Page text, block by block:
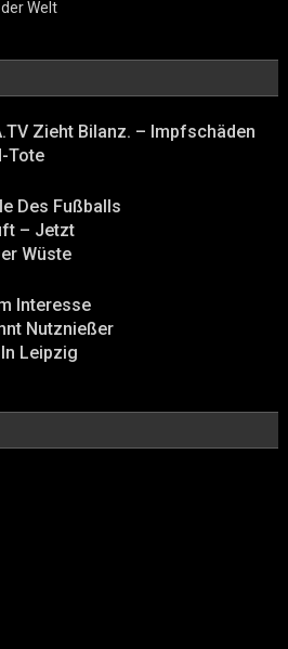
Welt
Zieht Bilanz. – Impfschäden
Tote
Des Fußballs
– Jetzt
Wüste
Interesse
Nutznießer
Leipzig